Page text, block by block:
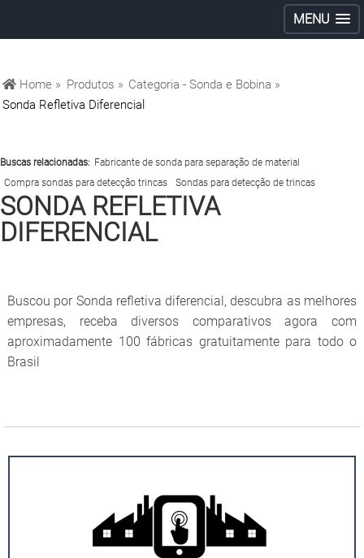
MENU
Home » Produtos » Categoria - Sonda e Bobina »
Sonda Refletiva Diferencial
Buscas relacionadas: Fabricante de sonda para separação de material
Compra sondas para detecção trincas
Sondas para detecção de trincas
SONDA REFLETIVA
DIFERENCIAL
Buscou por Sonda refletiva diferencial, descubra as melhores
empresas, receba diversos comparativos agora com
aproximadamente 100 fábricas gratuitamente para todo o
Brasil